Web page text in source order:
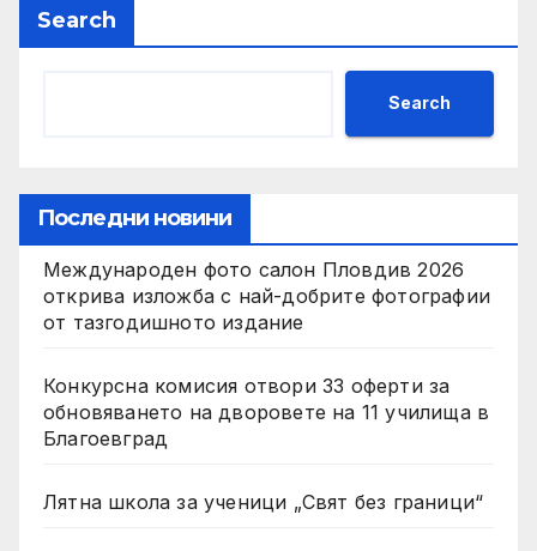
Search
Search
Последни новини
Международен фото салон Пловдив 2026
открива изложба с най-добрите фотографии
от тазгодишното издание
Конкурсна комисия отвори 33 оферти за
обновяването на дворовете на 11 училища в
Благоевград
Лятна школа за ученици „Свят без граници“